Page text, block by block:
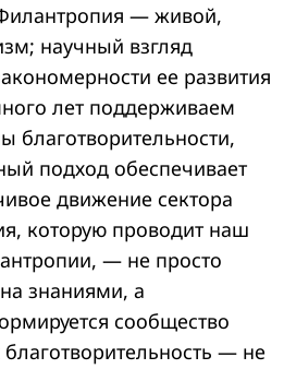
— живой,
научный взгляд
ее развития
лет поддерживаем
благотворительности,
подход обеспечивает
движение сектора
которую проводит наш
— не просто
знаниями, а
сообщество
— не